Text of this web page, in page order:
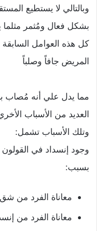
وبالتالي لا يستطيع
بشكل فعال ومُثمر مثلما
كل هذه العوامل
المريض جافاً وصلباً
مما يدل علي أنه مُصاب
العديد من الأسباب
وتلك الأسباب تشمل:
وجود إنسداد في
بسبب:
معاناة الفرد من
معاناة الفرد من